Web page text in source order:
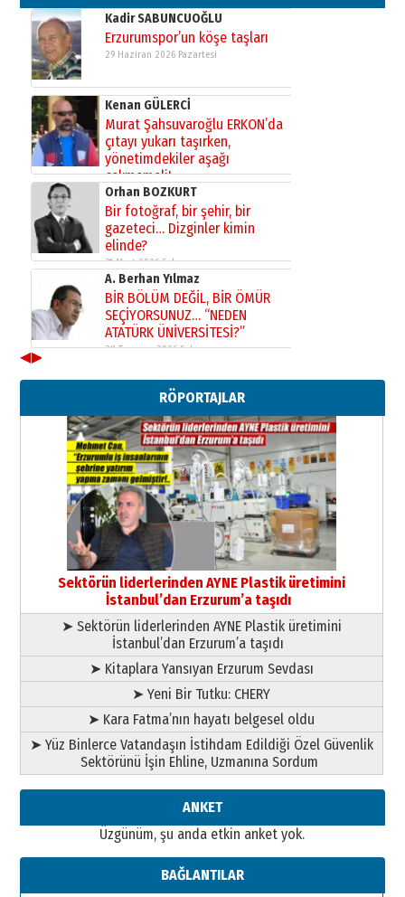
Kadir SABUNCUOĞLU
Erzurumspor’un köşe taşları
29 Haziran 2026 Pazartesi
Kenan GÜLERCİ
Murat Şahsuvaroğlu ERKON’da
çıtayı yukarı taşırken,
yönetimdekiler aşağı
çekmemeli!
17 Şubat 2026 SalıOrhan BOZKURT
Bir fotoğraf, bir şehir, bir
gazeteci… Dizginler kimin
elinde?
31 Mart 2026 Salı
A. Berhan Yılmaz
BİR BÖLÜM DEĞİL, BİR ÖMÜR
SEÇİYORSUNUZ… “NEDEN
ATATÜRK ÜNİVERSİTESİ?”
28 Temmuz 2026 Salı
Ahmed Yesevi’den bir Alperen…
”Reisimiz” idi… Hakka yürüdü.!
26 Mart 2026 Perşembe
Cem Bakırcı
Ardında bıraktığı hatıralarıyla
gönül adamı Faruk Terzioğlu!
13 Mayıs 2026 Çarşamba
Esat BİNDESEN
Başkan Sekmen’den Erzurum’a
bir vizyon proje daha!
02 Ağustos 2026 Pazar
◀▶
RÖPORTAJLAR
Sektörün liderlerinden AYNE Plastik üretimini
İstanbul’dan Erzurum’a taşıdı
➤ Sektörün liderlerinden AYNE Plastik üretimini
İstanbul’dan Erzurum’a taşıdı
➤ Kitaplara Yansıyan Erzurum Sevdası
➤ Yeni Bir Tutku: CHERY
➤ Kara Fatma’nın hayatı belgesel oldu
➤ Yüz Binlerce Vatandaşın İstihdam Edildiği Özel Güvenlik
Sektörünü İşin Ehline, Uzmanına Sordum
ANKET
Üzgünüm, şu anda etkin anket yok.
BAĞLANTILAR